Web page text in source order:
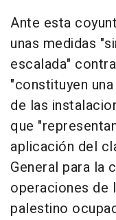
Ante esta
unas medidas
escalada"
"constituyen
de las
que
aplicación del
General para la
operaciones de
palestino